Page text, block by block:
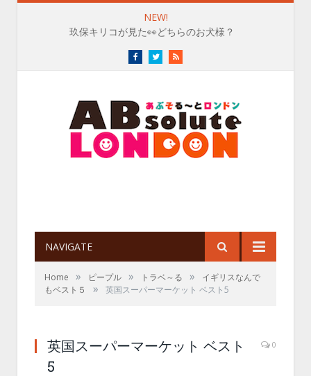
NEW!
玖保キリコが見た👀どちらのお犬様？
FacebookTwitterRSS
NAVIGATE
Home » ピープル » トラベ～る »
イギリスなんで
もベスト５
» 英国スーパーマーケット ベスト5
英国スーパーマーケット ベスト
5
0